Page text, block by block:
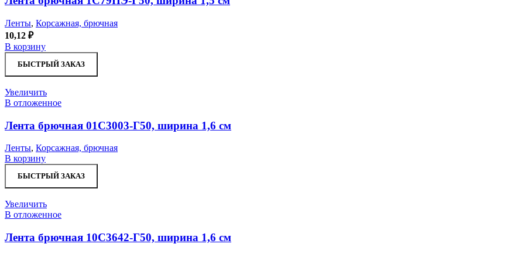
Ленты, Корсажная, брючная
10,12 ₽
В корзину
БЫСТРЫЙ ЗАКАЗ
Увеличить
В отложенное
Лента брючная 01С3003-Г50, ширина 1,6 см
Ленты, Корсажная, брючная
В корзину
БЫСТРЫЙ ЗАКАЗ
Увеличить
В отложенное
Лента брючная 10С3642-Г50, ширина 1,6 см